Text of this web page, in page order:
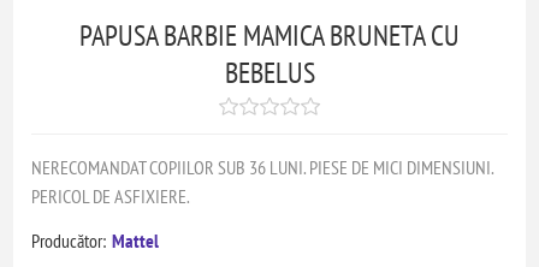
PAPUSA BARBIE MAMICA BRUNETA CU
BEBELUS
NERECOMANDAT COPIILOR SUB 36 LUNI. PIESE DE MICI DIMENSIUNI.
PERICOL DE ASFIXIERE.
Producător: Mattel